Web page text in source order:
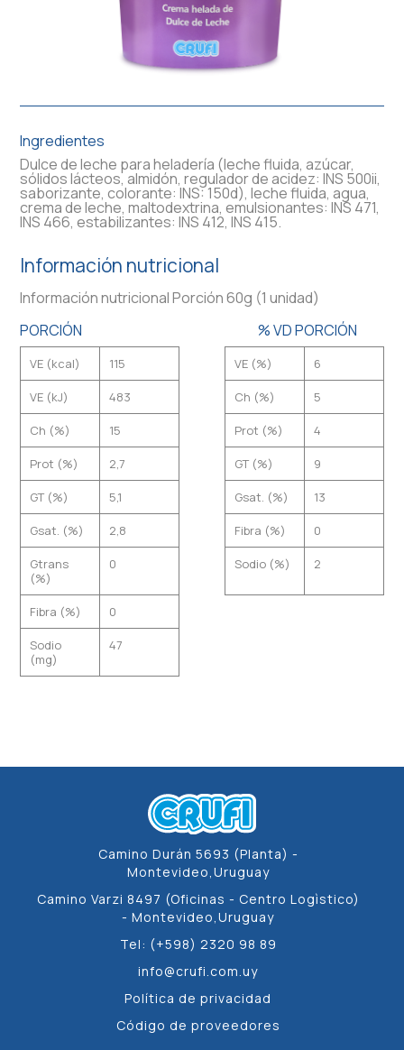
Ingredientes
Dulce de leche para heladería (leche fluida, azúcar,
sólidos lácteos, almidón, regulador de acidez: INS 500ii,
saborizante, colorante: INS: 150d), leche fluida, agua,
crema de leche, maltodextrina, emulsionantes: INS 471,
INS 466, estabilizantes: INS 412, INS 415.
Información nutricional
Información nutricional Porción 60g (1 unidad)
PORCIÓN
% VD PORCIÓN
VE (kcal) 115 VE (%) 6
VE (kJ) 483 Ch (%) 5
Ch (%) 15 Prot (%) 4
Prot (%) 2,7 GT (%) 9
GT (%) 5,1 Gsat. (%) 13
Gsat. (%) 2,8 Fibra (%) 0
Gtrans
(%)
0 Sodio (%) 2
Fibra (%) 0
Sodio
(mg)
47
Camino Durán 5693 (Planta) -
Montevideo,Uruguay
Camino Varzi 8497 (Oficinas - Centro Logìstico)
- Montevideo,Uruguay
Tel: (+598) 2320 98 89
info@crufi.com.uy
Política de privacidad
Código de proveedores